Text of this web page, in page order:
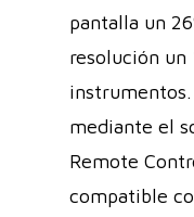
pantalla un
resolución un
mediante el
Remote
compatible